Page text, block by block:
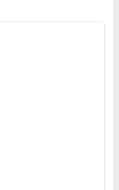
lợi, hoàn toàn miễn
tranh online.